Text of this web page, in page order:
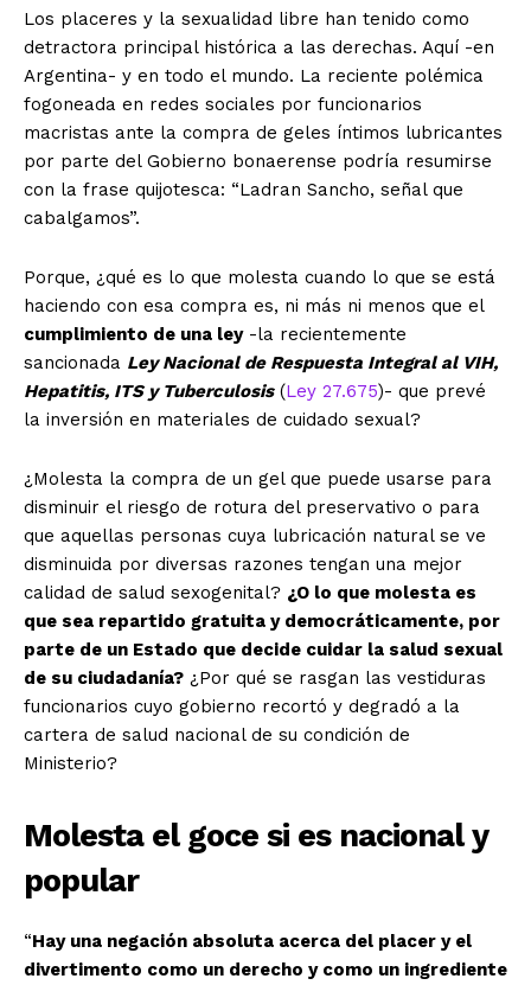
Los placeres y la sexualidad libre han tenido como
detractora principal histórica a las derechas. Aquí -en
Argentina- y en todo el mundo. La reciente polémica
fogoneada en redes sociales por funcionarios
macristas ante la compra de geles íntimos lubricantes
por parte del Gobierno bonaerense podría resumirse
con la frase quijotesca: “Ladran Sancho, señal que
cabalgamos”.
Porque, ¿qué es lo que molesta cuando lo que se está
haciendo con esa compra es, ni más ni menos que el
cumplimiento de una ley-la recientemente
sancionada Ley Nacional de Respuesta Integral al VIH,
Hepatitis, ITS y Tuberculosis(Ley 27.675)- que prevé
la inversión en materiales de cuidado sexual?
¿Molesta la compra de un gel que puede usarse para
disminuir el riesgo de rotura del preservativo o para
que aquellas personas cuya lubricación natural se ve
disminuida por diversas razones tengan una mejor
calidad de salud sexogenital? ¿O lo que molesta es
que sea repartido gratuita y democráticamente, por
parte de un Estado que decide cuidar la salud sexual
de su ciudadanía? ¿Por qué se rasgan las vestiduras
funcionarios cuyo gobierno recortó y degradó a la
cartera de salud nacional de su condición de
Ministerio?
Molesta el goce si es nacional y
popular
“Hay una negación absoluta acerca del placer y el
divertimento como un derecho y como un ingrediente